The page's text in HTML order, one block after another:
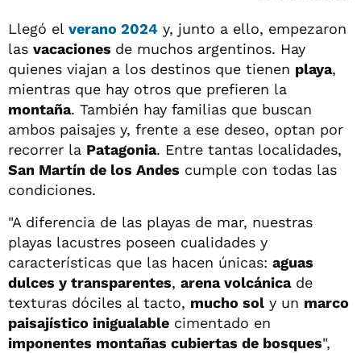
Llegó el verano 2024 y, junto a ello, empezaron
las vacaciones de muchos argentinos. Hay
quienes viajan a los destinos que tienen playa,
mientras que hay otros que prefieren la
montaña. También hay familias que buscan
ambos paisajes y, frente a ese deseo, optan por
recorrer la Patagonia. Entre tantas localidades,
San Martín de los Andes cumple con todas las
condiciones.
"A diferencia de las playas de mar, nuestras
playas lacustres poseen cualidades y
características que las hacen únicas: aguas
dulces y transparentes, arena volcánicade
texturas dóciles al tacto, mucho sol y un marco
paisajístico inigualable cimentado en
imponentes montañas cubiertas de bosques",